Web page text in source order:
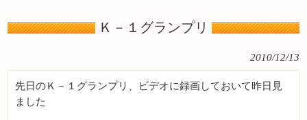
Ｋ－１グランプリ
2010/12/13
先日のＫ－１グランプリ、ビデオに録画しておいて昨日見
ました